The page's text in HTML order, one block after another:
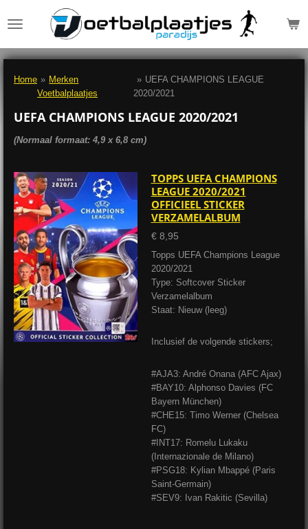
direct
de
Home » Merken
Voetbalplaatjes
» UEFA CHAMPIONS LEAGUE
2020/2021
UEFA CHAMPIONS LEAGUE 2020/2021
(Normaal formaat: 4,9 x 6,8 cm)
TOPPS UEFA CHAMPIONS
LEAGUE 2020/2021
OFFICIEEL STICKER
VERZAMELALBUM
€ 8,95
Topps UEFA Champions League
2020/2021
Type: Softcover Sticker
Verzamelalbum
Staat: Nieuw (leeg)
Inclusief de volgende stickers;
#AJA3: André Onana (AFC Ajax)
#BAY10: Alphonso Davies (FC
Bayern München)
#CHE15: Timo Werner (Chelsea
FC)
#INT17: Romelu Lukaku
(Internazionale de Milano)
#PSG18: Kylian Mbappé (Paris
Saint-Germain)
#SEV9: Ivan Rakitic (Sevilla)